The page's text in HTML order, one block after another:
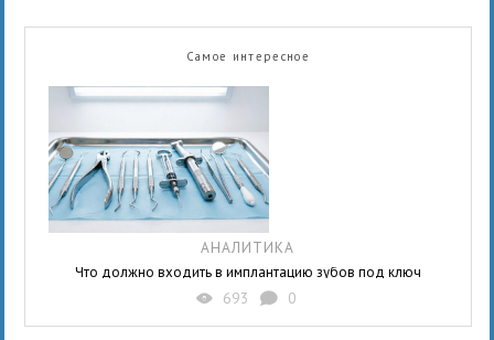
Самое интересное
АНАЛИТИКА
Что должно входить в имплантацию зубов под ключ
X 693 K 0